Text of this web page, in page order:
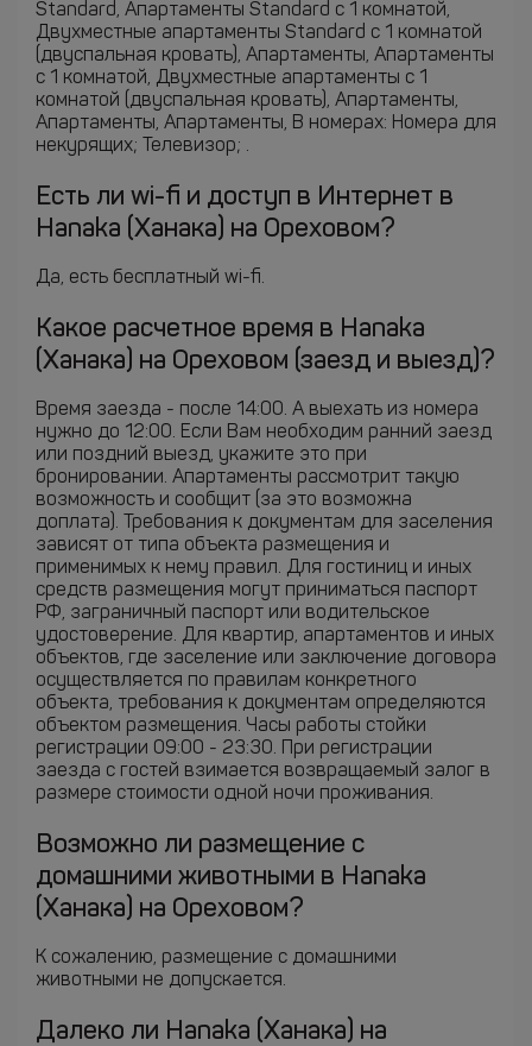
Standard, Апартаменты Standard c 1 комнатой,
Двухместные апартаменты Standard c 1 комнатой
(двуспальная кровать), Апартаменты, Апартаменты
c 1 комнатой, Двухместные апартаменты c 1
комнатой (двуспальная кровать), Апартаменты,
Апартаменты, Апартаменты, В номерах: Номера для
некурящих; Телевизор; .
Есть ли wi-fi и доступ в Интернет в
Hanaka (Ханака) на Ореховом?
Да, есть бесплатный wi-fi.
Какое расчетное время в Hanaka
(Ханака) на Ореховом (заезд и выезд)?
Время заезда - после 14:00. А выехать из номера
нужно до 12:00. Если Вам необходим ранний заезд
или поздний выезд, укажите это при
бронировании. Апартаменты рассмотрит такую
возможность и сообщит (за это возможна
доплата). Требования к документам для заселения
зависят от типа объекта размещения и
применимых к нему правил. Для гостиниц и иных
средств размещения могут приниматься паспорт
РФ, заграничный паспорт или водительское
удостоверение. Для квартир, апартаментов и иных
объектов, где заселение или заключение договора
осуществляется по правилам конкретного
объекта, требования к документам определяются
объектом размещения. Часы работы стойки
регистрации 09:00 - 23:30. При регистрации
заезда с гостей взимается возвращаемый залог в
размере стоимости одной ночи проживания.
Возможно ли размещение с
домашними животными в Hanaka
(Ханака) на Ореховом?
К сожалению, размещение с домашними
животными не допускается.
Далеко ли Hanaka (Ханака) на